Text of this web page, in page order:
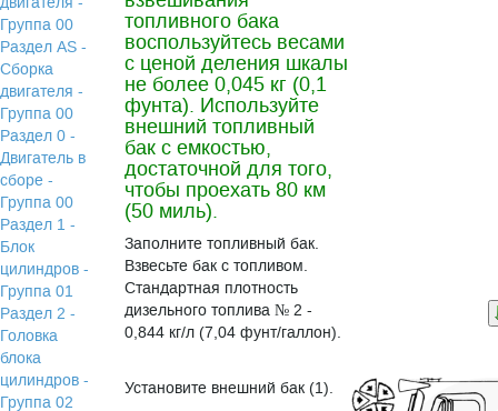
Группа 00
Раздел АS -
Сборка
двигателя -
Группа 00
Раздел 0 -
Двигатель в
сборе -
Группа 00
Раздел 1 -
Блок
цилиндров -
Группа 01
Раздел 2 -
Головка
блока
цилиндров -
Группа 02
топливного бака
воспользуйтесь весами
с ценой деления шкалы
не более 0,045 кг (0,1
фунта). Используйте
внешний топливный
бак с емкостью,
достаточной для того,
чтобы проехать 80 км
(50 миль).
Заполните топливный бак.
Взвесьте бак с топливом.
Стандартная плотность
дизельного топлива № 2 -
0,844 кг/л (7,04 фунт/галлон).
Установите внешний бак (1).